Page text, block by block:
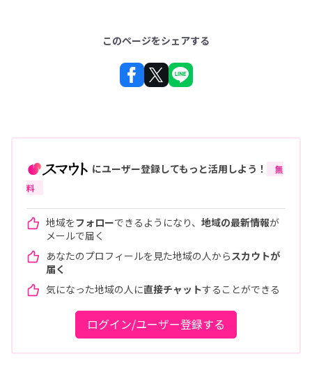
このページをシェアする
にユーザー登録してもっと活用しよう！
無
料
地域をフォローできるようになり、 地域の最新情報が
メールで届く
あなたのプロフィールを見た地域の人から スカウトが
届く
気になった地域の人に直接チャットすることができる
ログイン/ユーザー登録する